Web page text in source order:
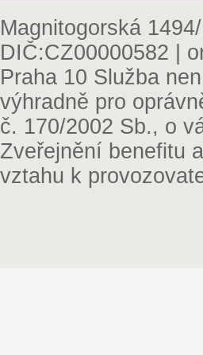
Magnitogorská
DIČ:CZ00000582 |
Praha 10 Služba
výhradně pro
č. 170/2002 Sb., o
Zveřejnění benefitu
vztahu k